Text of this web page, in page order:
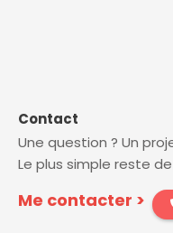
Contact
Une question ? Un
Le plus simple reste
Me contacter >